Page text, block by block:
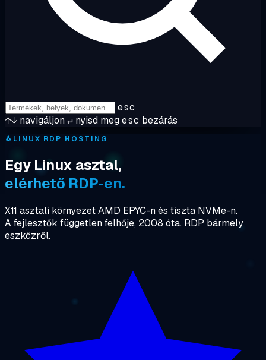
esc
↑↓ navigáljon↵ nyisd megesc bezárás
🐧 LINUX RDP HOSTING
Egy Linux asztal,
elérhető RDP-en.
X11 asztali környezet AMD EPYC-n és tiszta NVMe-n.
A fejlesztők független felhője, 2008 óta. RDP bármely
eszközről.